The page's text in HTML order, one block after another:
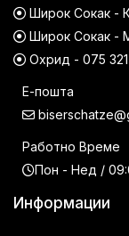
Широк Сокак -
Широк Сокак -
Охрид - 075
Е-пошта
Работно Време
Пон - Нед /
Информации